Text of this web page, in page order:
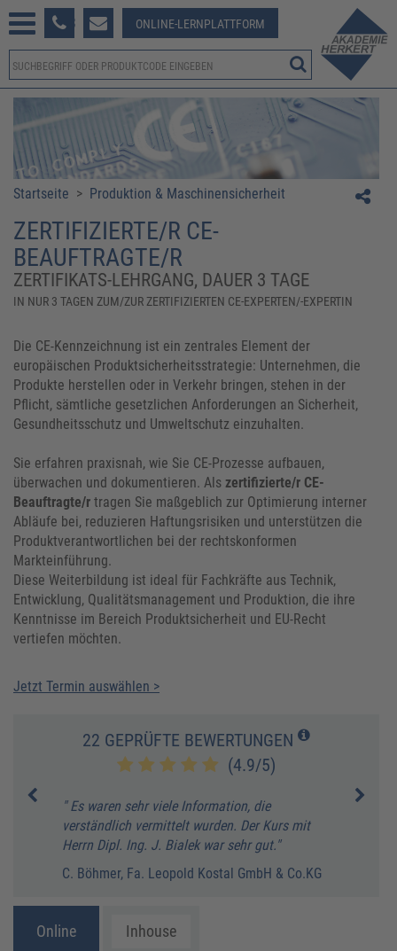
381-123 ONLINE-LERNPLATTFORM
Startseite > Produktion & Maschinensicherheit
ZERTIFIZIERTE/R CE-
BEAUFTRAGTE/R
ZERTIFIKATS-LEHRGANG, DAUER 3 TAGE
IN NUR 3 TAGEN ZUM/ZUR ZERTIFIZIERTEN CE-EXPERTEN/-EXPERTIN
Die CE-Kennzeichnung ist ein zentrales Element der
europäischen Produktsicherheitsstrategie: Unternehmen, die
Produkte herstellen oder in Verkehr bringen, stehen in der
Pflicht, sämtliche gesetzlichen Anforderungen an Sicherheit,
Gesundheitsschutz und Umweltschutz einzuhalten.
Sie erfahren praxisnah, wie Sie CE-Prozesse aufbauen,
überwachen und dokumentieren. Als zertifizierte/r CE-
Beauftragte/r tragen Sie maßgeblich zur Optimierung interner
Abläufe bei, reduzieren Haftungsrisiken und unterstützen die
Produktverantwortlichen bei der rechtskonformen
Markteinführung.
Diese Weiterbildung ist ideal für Fachkräfte aus Technik,
Entwicklung, Qualitätsmanagement und Produktion, die ihre
Kenntnisse im Bereich Produktsicherheit und EU-Recht
vertiefen möchten.
Jetzt Termin auswählen >
22 GEPRÜFTE BEWERTUNGEN
(4.9/5)
" Es waren sehr viele Information, die
verständlich vermittelt wurden. Der Kurs mit
Herrn Dipl. Ing. J. Bialek war sehr gut."
C. Böhmer, Fa. Leopold Kostal GmbH & Co.KG
Online Inhouse